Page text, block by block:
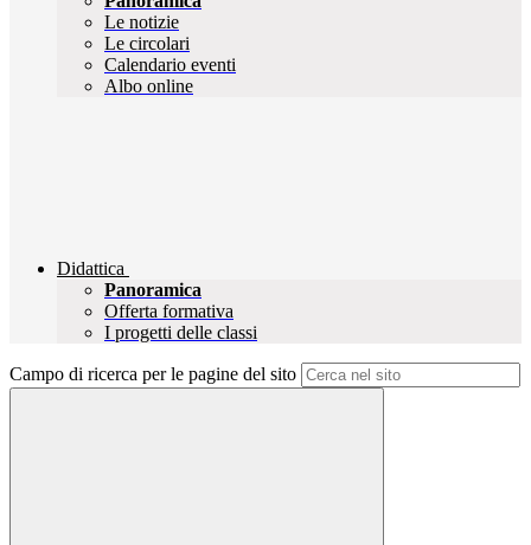
Le notizie
Le circolari
Calendario eventi
Albo online
Didattica
Panoramica
Offerta formativa
I progetti delle classi
Campo di ricerca per le pagine del sito